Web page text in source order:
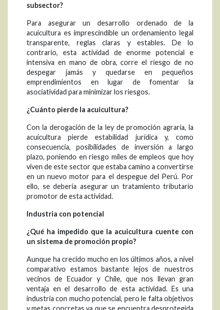
subsector?
Para asegurar un desarrollo ordenado de la
acuicultura es imprescindible un ordenamiento legal
transparente, reglas claras y estables. De lo
contrario, esta actividad de enorme potencial e
intensiva en mano de obra, corre el riesgo de no
despegar jamás y quedarse en pequeños
emprendimientos en lugar de fomentar la
asociatividad para minimizar los riesgos.
¿Cuánto pierde la acuicultura?
Con la derogación de la ley de promoción agraria, la
acuicultura pierde estabilidad jurídica y, como
consecuencia, posibilidades de inversión a largo
plazo, poniendo en riesgo miles de empleos que hoy
viven de este sector que estaba camino a convertirse
en un nuevo motor para el despegue del Perú. Por
ello, se debería asegurar un tratamiento tributario
promotor de esta actividad.
Industria con potencial
¿Qué ha impedido que la acuicultura cuente con
un sistema de promoción propio?
Aunque ha crecido mucho en los últimos años, a nivel
comparativo estamos bastante lejos de nuestros
vecinos de Ecuador y Chile, que nos llevan gran
ventaja en el desarrollo de esta actividad. Es una
industria con mucho potencial, pero le falta objetivos
y metas concretas ya que se encuentra desprotegida